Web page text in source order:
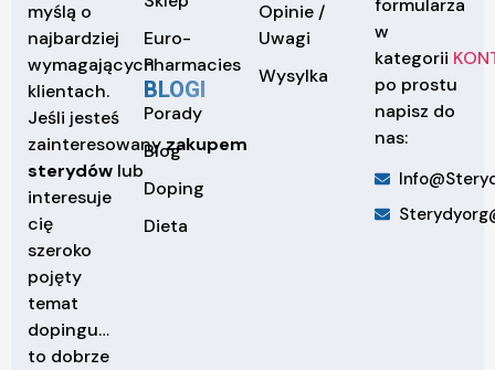
myślą o
najbardziej
wymagających
klientach.
Jeśli jesteś
zainteresowanyzakupem
sterydów lub
interesuje
cię
szeroko
pojęty
temat
dopingu…
to dobrze
Euro-
Pharmacies
BLOGI
Porady
Blog
Doping
Dieta
Opinie /
Uwagi
Wysylka
formularza
w
kategorii
po prostu
napisz do
nas: